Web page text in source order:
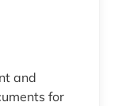
and
for